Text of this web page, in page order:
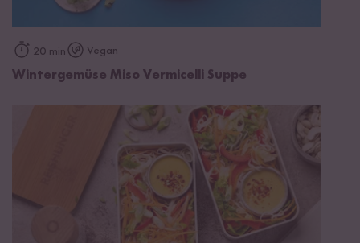
20 min Vegan
Wintergemüse Miso Vermicelli Suppe